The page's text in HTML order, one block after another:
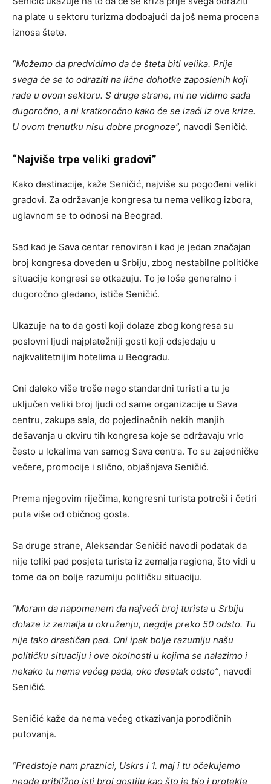
na plate u sektoru turizma dodoajući da još nema procena
iznosa štete.
“Možemo da predvidimo da će šteta biti velika. Prije
svega će se to odraziti na lične dohotke zaposlenih koji
rade u ovom sektoru. S druge strane, mi ne vidimo sada
dugoročno, a ni kratkoročno kako će se izaći iz ove krize.
U ovom trenutku nisu dobre prognoze”, navodi Seničić.
“Najviše trpe veliki gradovi”
Kako destinacije, kaže Seničić, najviše su pogođeni veliki
gradovi. Za održavanje kongresa tu nema velikog izbora,
uglavnom se to odnosi na Beograd.
Sad kad je Sava centar renoviran i kad je jedan značajan
broj kongresa doveden u Srbiju, zbog nestabilne političke
situacije kongresi se otkazuju. To je loše generalno i
dugoročno gledano, ističe Seničić.
Ukazuje na to da gosti koji dolaze zbog kongresa su
poslovni ljudi najplatežniji gosti koji odsjedaju u
najkvalitetnijim hotelima u Beogradu.
Oni daleko više troše nego standardni turisti a tu je
uključen veliki broj ljudi od same organizacije u Sava
centru, zakupa sala, do pojedinačnih nekih manjih
dešavanja u okviru tih kongresa koje se održavaju vrlo
često u lokalima van samog Sava centra. To su zajedničke
večere, promocije i slično, objašnjava Seničić.
Prema njegovim riječima, kongresni turista potroši i četiri
puta više od običnog gosta.
Sa druge strane, Aleksandar Seničić navodi podatak da
nije toliki pad posjeta turista iz zemalja regiona, što vidi u
tome da on bolje razumiju političku situaciju.
“Moram da napomenem da najveći broj turista u Srbiju
dolaze iz zemalja u okruženju, negdje preko 50 odsto. Tu
nije tako drastičan pad. Oni ipak bolje razumiju našu
političku situaciju i ove okolnosti u kojima se nalazimo i
nekako tu nema većeg pada, oko desetak odsto”, navodi
Seničić.
Seničić kaže da nema većeg otkazivanja porodičnih
putovanja.
“Predstoje nam praznici, Uskrs i 1. maj i tu očekujemo
negde približno isti broj gostiju kao što je bio i protekle